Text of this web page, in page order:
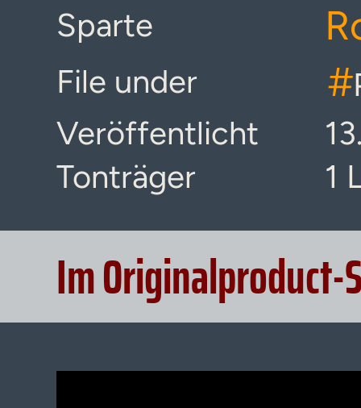
Sparte
File under #
Veröffentlicht
Tonträger
1
Im